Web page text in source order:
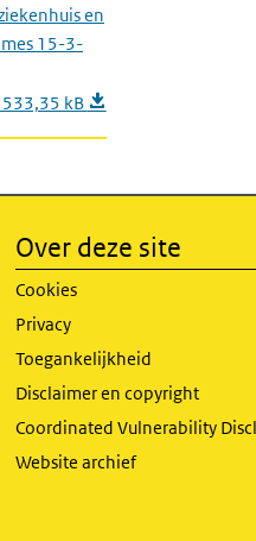
en
15-3-
533,35 kB
Over deze site
Cookies
Privacy
Toegankelijkheid
Disclaimer en copyright
Coordinated Vulnerability
Website archief